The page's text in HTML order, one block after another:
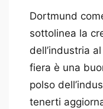
Dortmund
sottolinea la
dell’industria
fiera è una
polso
tenerti